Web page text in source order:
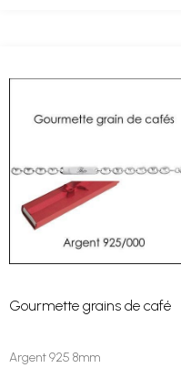
Gourmette grains de café
Argent 925 8mm